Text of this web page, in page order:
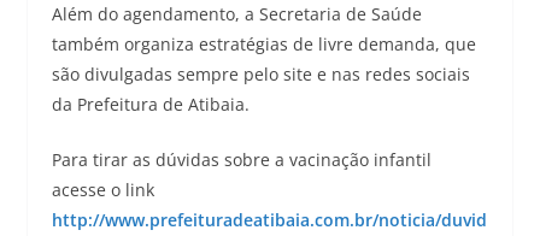
Além do agendamento, a Secretaria de Saúde
também organiza estratégias de livre demanda, que
são divulgadas sempre pelo site e nas redes sociais
da Prefeitura de Atibaia.
Para tirar as dúvidas sobre a vacinação infantil
acesse o link
http://www.prefeituradeatibaia.com.br/noticia/duvid